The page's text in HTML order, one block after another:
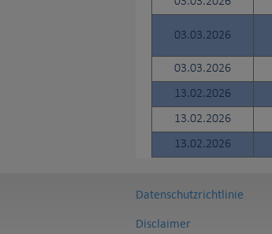
03.03.2026
03.03.2026
13.02.2026
13.02.2026
13.02.2026
Datenschutzrichtlinie
Disclaimer